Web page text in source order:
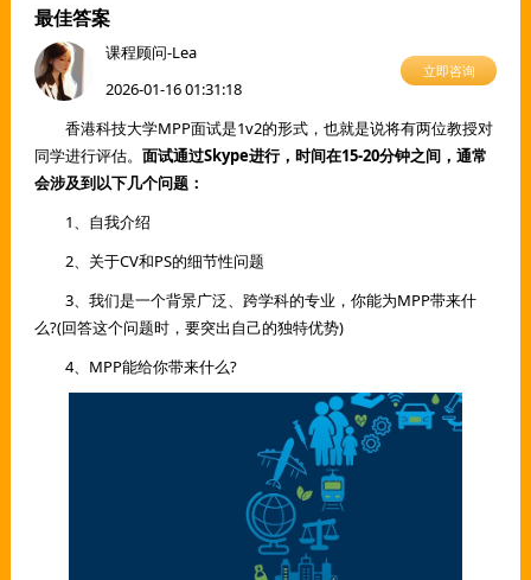
最佳答案
课程顾问-Lea
2026-01-16 01:31:18
立即咨询
香港科技大学MPP面试是1v2的形式，也就是说将有两位教授对
同学进行评估。 面试通过Skype进行，时间在15-20分钟之间，通常
会涉及到以下几个问题：
1、自我介绍
2、关于CV和PS的细节性问题
3、我们是一个背景广泛、跨学科的专业，你能为MPP带来什
么?(回答这个问题时，要突出自己的独特优势)
4、MPP能给你带来什么?